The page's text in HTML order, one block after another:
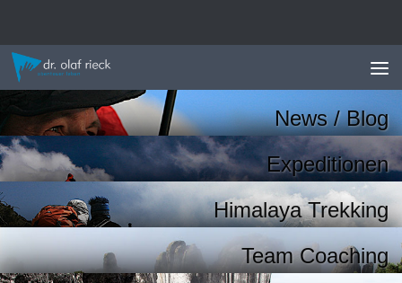
News / Blog
Expeditionen
Himalaya Trekking
Team Coaching